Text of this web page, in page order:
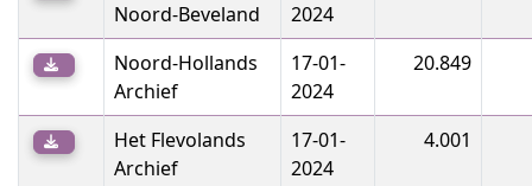
Noord-Beveland
2024
Noord-Hollands
Archief
17-01-
2024
20.849
Het Flevolands
Archief
17-01-
2024
4.001